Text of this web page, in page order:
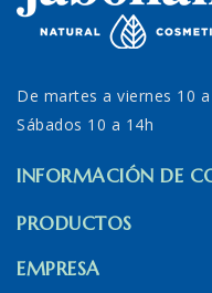
De martes a viernes 10
Sábados 10 a 14h
INFORMACIÓN DE
PRODUCTOS
EMPRESA